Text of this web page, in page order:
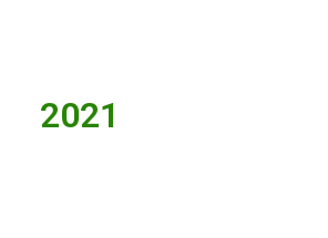
2021